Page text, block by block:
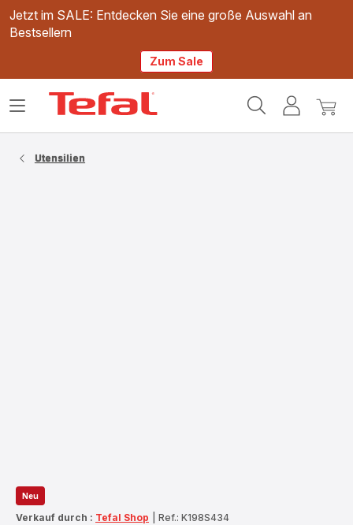
Jetzt im SALE: Entdecken Sie eine große Auswahl an
Bestsellern
Zum Sale
Mein
Mein
Das
Utensilien
Neu
Verkauf durch : Tefal Shop Ref.: K198S434